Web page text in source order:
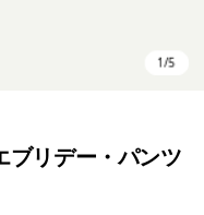
ブリデー・パンツ